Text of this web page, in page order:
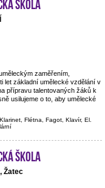
škola
zaměřením,
let základní umělecké vzdělání v
přípravu talentovaných žáků k
usilujeme o to, aby umělecké
Flétna, Fagot, Klavír, El.
škola
Žatec